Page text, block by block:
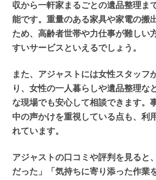
収から一軒家まるごとの遺品整理ま
能です。重量のある家具や家電の搬
ため、高齢者世帯や力仕事が難しい
すいサービスといえるでしょう。
また、アジャストには女性スタッフ
り、女性の一人暮らしや遺品整理な
な現場でも安心して相談できます。
中の声かけを重視している点も、利
れています。
アジャストの口コミや評判を見ると
だった」「気持ちに寄り添った作業